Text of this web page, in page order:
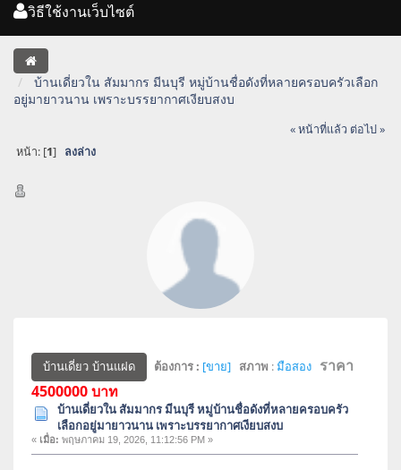
วิธีใช้งานเว็บไซต์
บ้านเดี่ยวใน สัมมากร มีนบุรี หมู่บ้านชื่อดังที่หลายครอบครัวเลือก
อยู่มายาวนาน เพราะบรรยากาศเงียบสงบ
« หน้าที่แล้ว ต่อไป »
หน้า: [1] ลงล่าง
บ้านเดี่ยว บ้านแฝด ต้องการ : [ขาย] สภาพ :มือสอง ราคา
4500000 บาท
บ้านเดี่ยวใน สัมมากร มีนบุรี หมู่บ้านชื่อดังที่หลายครอบครัว
เลือกอยู่มายาวนาน เพราะบรรยากาศเงียบสงบ
« เมื่อ: พฤษภาคม 19, 2026, 11:12:56 PM »